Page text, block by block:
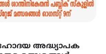
അദ്ധ്യാപക